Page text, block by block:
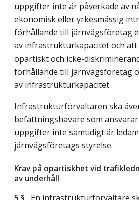
uppgifter inte är påverkade av
ekonomisk eller yrkesmässig
förhållande till järnvägsföretag
av infrastrukturkapacitet och
opartiskt och icke-
förhållande till järnvägsföretag
av infrastrukturkapacitet.
Infrastrukturförvaltaren ska
befattningshavare som
uppgifter inte samtidigt är
järnvägsföretags styrelse.
Krav på opartiskhet vid
av underhåll